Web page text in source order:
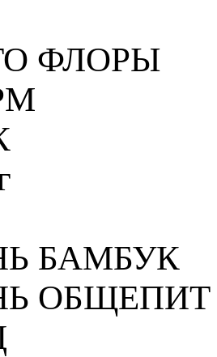
ФЛОРЫ
БАМБУК
ОБЩЕПИТ